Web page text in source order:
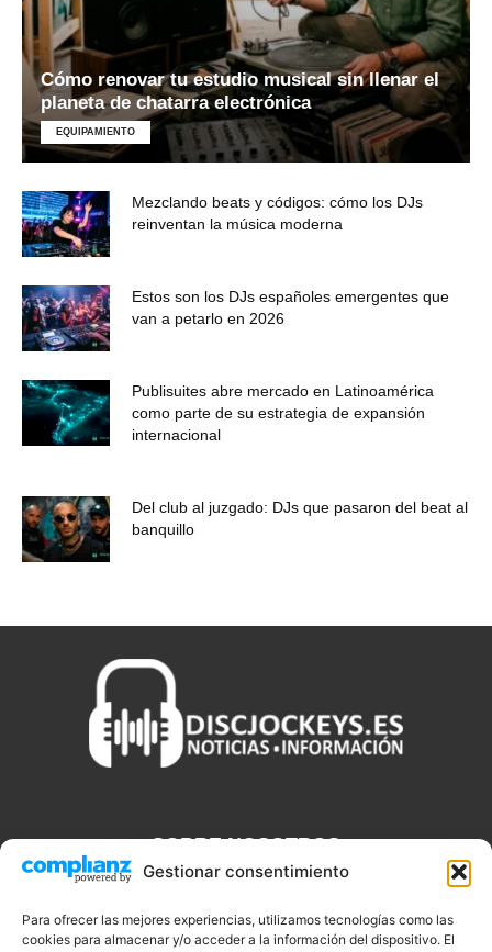
Gestionar consentimiento
Para ofrecer las mejores experiencias, utilizamos tecnologías como las
cookies para almacenar y/o acceder a la información del dispositivo. El
Cómo renovar tu estudio musical sin llenar el
planeta de chatarra electrónica
EQUIPAMIENTO
Mezclando beats y códigos: cómo los DJs
reinventan la música moderna
Estos son los DJs españoles emergentes que
van a petarlo en 2026
Publisuites abre mercado en Latinoamérica
como parte de su estrategia de expansión
internacional
Del club al juzgado: DJs que pasaron del beat al
banquillo
SOBRE NOSOTROS
que necesitas saber sobre noticias, novedades, tecnologías y
aplicaciones que te ayudaran a ser un mejor Djs.